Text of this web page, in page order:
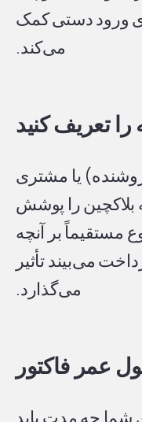
ورود دستی کمک
می‌کند.
یا مشتری
بلاکچین را پوشش
مستقیماً بر آنچه
می‌بیند تأثیر
می‌گذارد.